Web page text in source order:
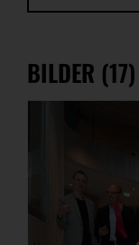
BILDER (17)